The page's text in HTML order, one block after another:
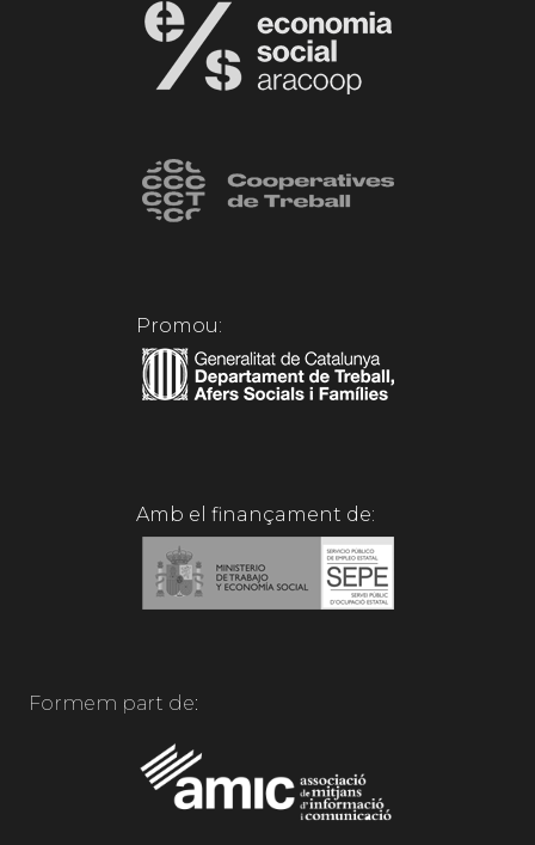
Promou:
Amb el finançament de:
Formem part de: